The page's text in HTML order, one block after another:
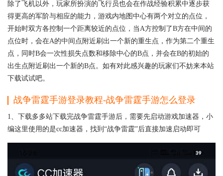
除了飞机以外，玩家所扮演的飞行员也会在作战经验积累中逐步获
得更高的军阶与相应的能力，游戏内地图中心有两个对立的点位，
开始时双方各控制一个距离较近的点位，当A方控制了B方在中间的
点位时，会在A的中间点附近刷出一个新的重生点，作为第二个重生
点，同时B会一次性损失点数和移除中心的B点，并会在B的初始的
出生点附近刷出一个新的B点。如有对此感兴趣的玩家们不妨来本站
下载试试吧。
战争雷霆手游登录教程-战争雷霆手游怎么登录
1、下载多多站下载完战争雷霆手游后，需要先启动游戏加速器，小
编这里使用的是cc加速器，找到“战争雷霆”后直接加速启动即可